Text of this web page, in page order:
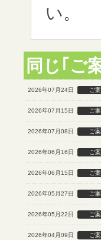
い。
同じ｢ご
2026年07月24日 ご
2026年07月15日 ご
2026年07月08日 ご
2026年06月16日 ご
2026年06月15日 ご
2026年05月27日 ご
2026年05月22日 ご
2026年04月09日 ご